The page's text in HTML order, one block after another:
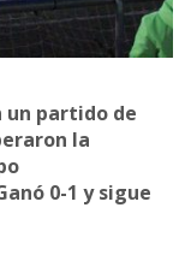
un partido de
la
0-1 y sigue